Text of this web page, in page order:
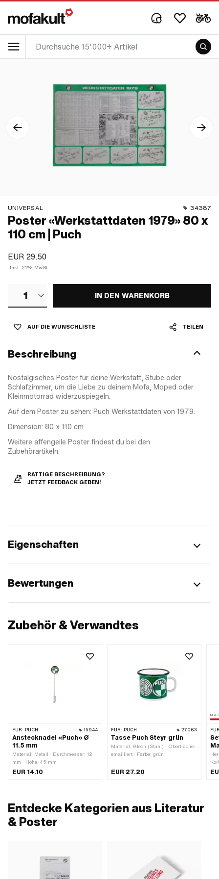
UNIVERSAL 34387
Poster «Werkstattdaten 1979» 80 x
110 cm | Puch
EUR 29.50
Inkl. 21% MwSt.
1 IN DEN WARENKORB
AUF DIE WUNSCHLISTE TEILEN
Beschreibung
Nostalgisches Poster für deine Werkstatt, Stube oder
Schlafzimmer, um die Liebe zu deinem Mofa, Moped oder
Kleinmotorrad widerzuspiegeln.
Auf dem Poster zu sehen: Puch Werkstattdaten von 1979.
Dimension: 80 x 110 cm
Weitere affengeile Poster findest du bei den
Zubehörartikeln.
RATTIGE BESCHREIBUNG?
JETZT FEEDBACK GEBEN!
Eigenschaften
Bewertungen
Zubehör & Verwandtes
FÜR: PUCH 15944
Anstecknadel «Puch» Ø
11.5 mm
Material: Metall · Durchmesser: 12
mm · Höhe: 45 mm
EUR 14.10
FÜR: PUCH 27063
Tasse Puch Steyr grün
Material: Blech (Stahl) · Oberfläche:
emailliert · Farbe: grün
EUR 27.20
Entdecke Kategorien aus Literatur
& Poster